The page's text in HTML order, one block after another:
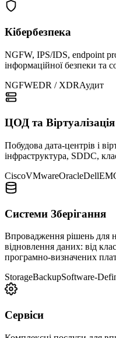
Кібербезпека
NGFW, IPS/IDS, endpoint
інформаційної безпеки та
NGFWEDR / XDRАудит
ЦОД та Віртуалізація
Побудова дата-центрів і
інфраструктура, SDDC,
CiscoVMwareOracleDell
Системи Зберігання
Впровадження рішень для
відновлення даних: від
програмно-визначених
StorageBackupSoftware-
Сервіси